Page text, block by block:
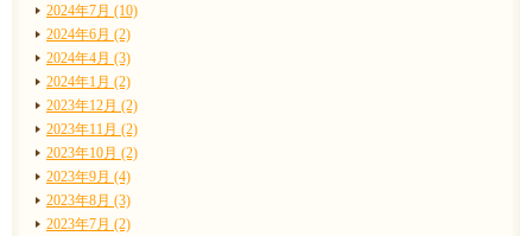
2024年7月 (10)
2024年6月 (2)
2024年4月 (3)
2024年1月 (2)
2023年12月 (2)
2023年11月 (2)
2023年10月 (2)
2023年9月 (4)
2023年8月 (3)
2023年7月 (2)